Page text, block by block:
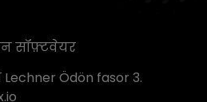
सॉफ़्टवेयर
Lechner Ödön fasor 3.